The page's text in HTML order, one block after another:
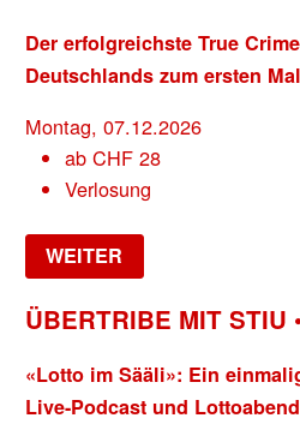
Der erfolgreichste True
Deutschlands zum ersten
Montag, 07.12.2026
ab CHF28
Verlosung
WEITER
ÜBERTRIBE MIT STIU
«Lotto im Sääli»: Ein
Live-Podcast und Lottoabend